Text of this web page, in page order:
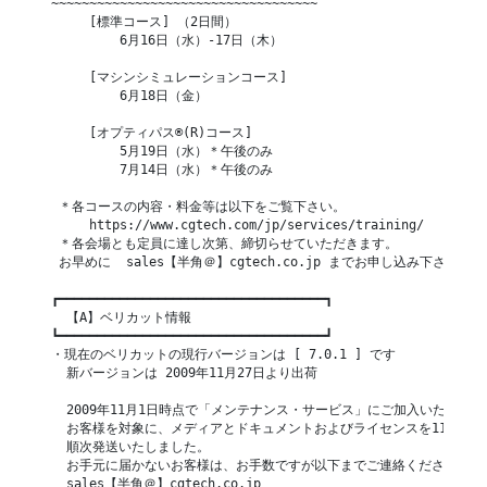
~~~~~~~~~~~~~~~~~~~~~~~~~~~~~~~~~~~
      [標準コース] （2日間）
          6月16日（水）-17日（木）
      [マシンシミュレーションコース]
          6月18日（金）
      [オプティパス®(R)コース]
          5月19日（水）＊午後のみ
          7月14日（水）＊午後のみ
  ＊各コースの内容・料金等は以下をご覧下さい。
      https://www.cgtech.com/jp/services/training/
  ＊各会場とも定員に達し次第、締切らせていただきます。
  お早めに  sales【半角＠】cgtech.co.jp までお申し込み下さい。
┏━━━━━━━━━━━━━━━━━━━━━━━━━━━━━━━━━━━┓
   【A】ベリカット情報
┗━━━━━━━━━━━━━━━━━━━━━━━━━━━━━━━━━━━┛
・現在のベリカットの現行バージョンは [ 7.0.1 ] です
   新バージョンは 2009年11月27日より出荷
2009年11月1日時点で「メンテナンス・サービス」にご加入いただいて
お客様を対象に、メディアとドキュメントおよびライセンスを11月27
   順次発送いたしました。
   お手元に届かないお客様は、お手数ですが以下までご連絡ください。
   sales【半角＠】cgtech.co.jp